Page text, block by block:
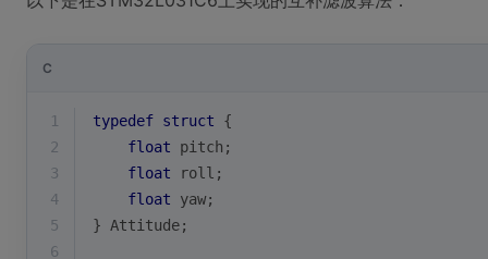
C
1 typedef struct {
2
float pitch;
3
float roll;
4
float yaw;
5
} Attitude;
6